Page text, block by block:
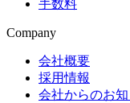
手数料
Company
会社概要
採用情報
会社からのお